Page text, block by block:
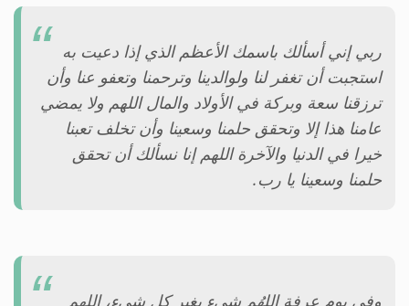
ربي إني أسألك باسمك الأعظم الذي إذا دعيت به
استجبت أن تغفر لنا ولوالدينا وترحمنا وتعفو عنا وأن
ترزقنا سعة وبركة في الأولاد والمال اللهم ولا يمضي
عامنا هذا إلا وتحقق حلمنا وسعينا وأن تخلف تعبنا
خيرا في الدنيا والآخرة اللهم إنا نسألك أن تحقق
حلمنا وسعينا يا رب.
وفي يوم عرفة اللهُم شيء يغير كل شيء، اللهم